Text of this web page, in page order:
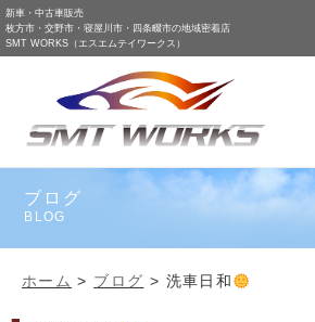
新車・中古車販売
枚方市・交野市・寝屋川市・四条畷市の地域密着店
SMT WORKS（エスエムテイワークス）
ブログ
BLOG
ホーム > ブログ > 洗車日和